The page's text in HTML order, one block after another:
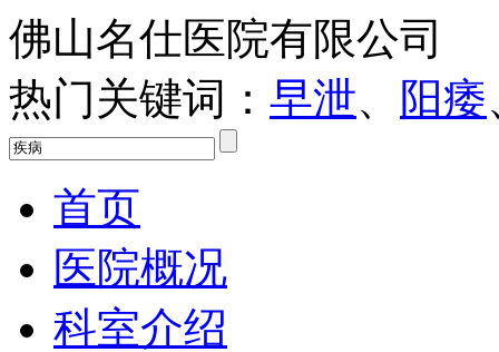
佛山名仕医院有限公司
热门关键词： 早泄、 阳痿
首页
医院概况
科室介绍